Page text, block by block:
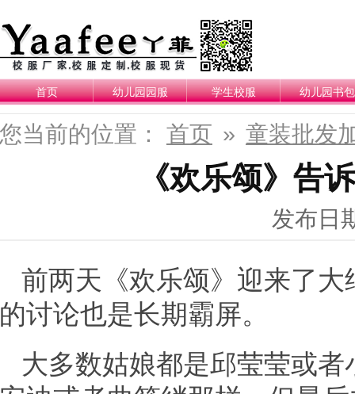
首页 幼儿园园服 学生校服 幼儿园书包
您当前的位置： 首页 » 童装批发
《欢乐颂》告
发布日
前两天《欢乐颂》迎来了
的讨论也是长期霸屏。
大多数姑娘都是邱莹莹或